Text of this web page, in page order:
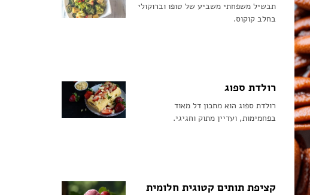
תבשיל משפחתי משביע של טופו וברוקולי
בחלב קוקוס.
רולדת ספוג
רולדת ספוג הוא מתכון דל מאוד
בפחמימות, ועדיין מתוק וחגיגי.
קציפת תותים קטוגית חלומית